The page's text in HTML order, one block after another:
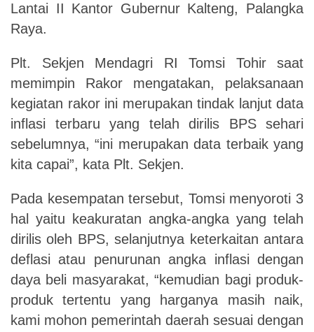
Lantai II Kantor Gubernur Kalteng, Palangka
Raya.
Plt. Sekjen Mendagri RI Tomsi Tohir saat
memimpin Rakor mengatakan, pelaksanaan
kegiatan rakor ini merupakan tindak lanjut data
inflasi terbaru yang telah dirilis BPS sehari
sebelumnya, “ini merupakan data terbaik yang
kita capai”, kata Plt. Sekjen.
Pada kesempatan tersebut, Tomsi menyoroti 3
hal yaitu keakuratan angka-angka yang telah
dirilis oleh BPS, selanjutnya keterkaitan antara
deflasi atau penurunan angka inflasi dengan
daya beli masyarakat, “kemudian bagi produk-
produk tertentu yang harganya masih naik,
kami mohon pemerintah daerah sesuai dengan